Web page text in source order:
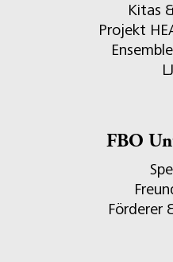
Kitas
Projekt
FBO
Förderer